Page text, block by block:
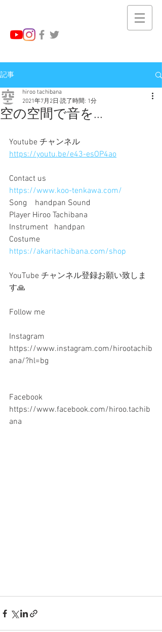
記事
空の空間で音を...
hiroo tachibana
2021年7月2日 読了時間: 1分
Youtube チャンネル
https://youtu.be/e43-esOP4ao
Contact us
https://www.koo-tenkawa.com/
Song    handpan Sound
Player Hiroo Tachibana
Instrument   handpan
Costume
https://akaritachibana.com/shop
YouTube チャンネル登録お願い致しま
す🙏
Follow me
Instagram
https://www.instagram.com/hirootachib
ana/?hl=bg
Facebook
https://www.facebook.com/hiroo.tachib
ana